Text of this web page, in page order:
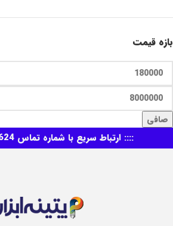
بازه قیمت
صافی
:::: ارتباط سریع با شماره تماس 09119247624::::